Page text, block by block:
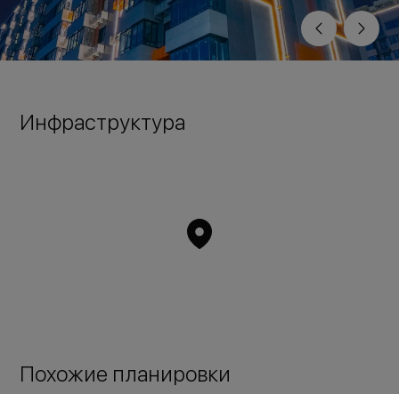
Инфраструктура
Похожие планировки